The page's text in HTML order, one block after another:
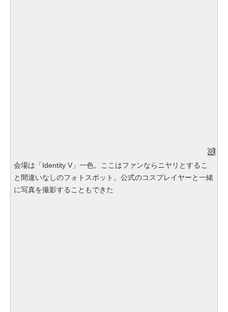
会場は「Identity V」一色。ここはファンならニヤリとするこ
と間違いなしのフォトスポット。公式のコスプレイヤーと一緒
に写真を撮影することもできた